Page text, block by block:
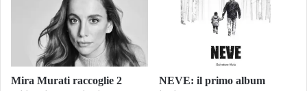
Mira Murati raccoglie 2
NEVE: il primo album